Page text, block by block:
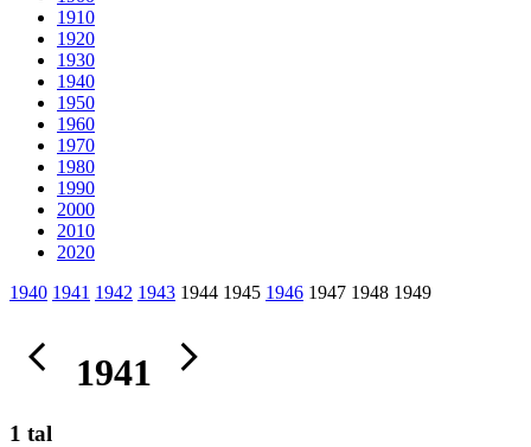
1910
1920
1930
1940
1950
1960
1970
1980
1990
2000
2010
2020
1940 1941 1942 1943 1944 1945 1946 1947 1948 1949
1941
1 tal